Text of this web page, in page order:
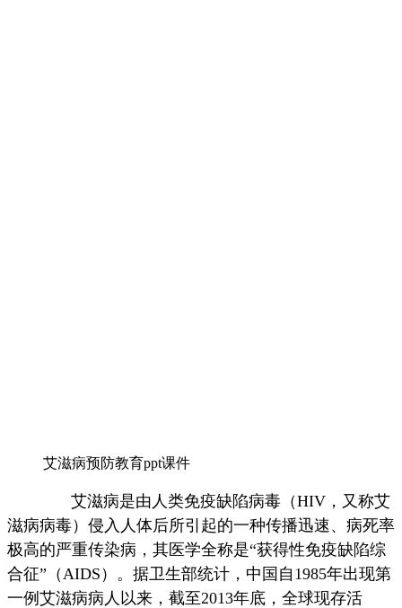
艾滋病预防教育ppt课件
艾滋病是由人类免疫缺陷病毒（HIV，又称艾
滋病病毒）侵入人体后所引起的一种传播迅速、病死率
极高的严重传染病，其医学全称是“获得性免疫缺陷综
合征”（AIDS）。据卫生部统计，中国自1985年出现第
一例艾滋病病人以来，截至2013年底，全球现存活